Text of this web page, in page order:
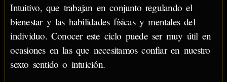
Intuitivo, que trabajan en conjunto regulando el
bienestar y las habilidades físicas y mentales del
individuo. Conocer este ciclo puede ser muy útil en
ocasiones en las que necesitamos confiar en nuestro
sexto sentido o intuición.